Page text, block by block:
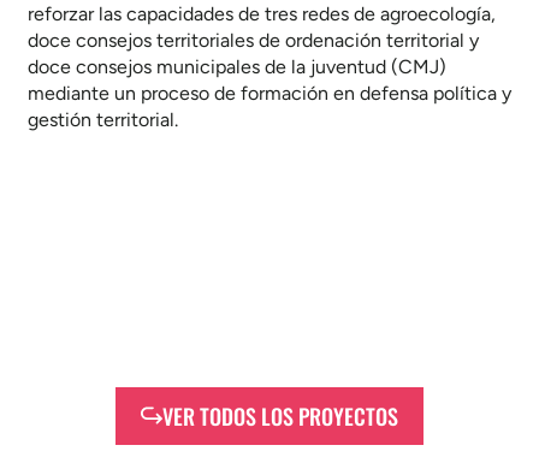
reforzar las capacidades de tres redes de agroecología,
doce consejos territoriales de ordenación territorial y
doce consejos municipales de la juventud (CMJ)
mediante un proceso de formación en defensa política y
gestión territorial.
VER TODOS LOS PROYECTOS